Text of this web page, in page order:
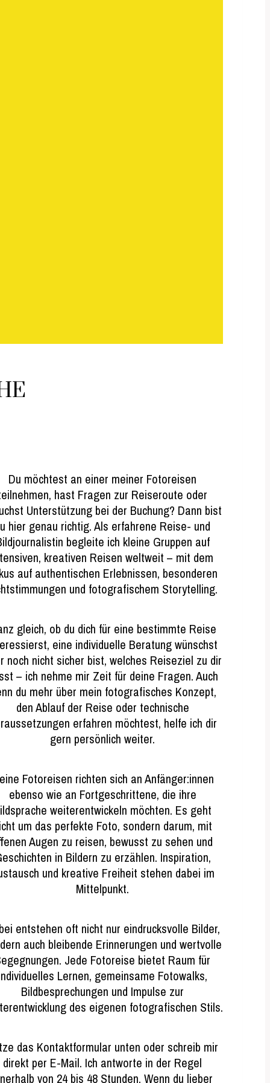
Du möchtest an einer meiner Fotoreisen
hast Fragen zur Reiseroute oder
Unterstützung bei der Buchung? Dann bist
hier genau richtig. Als erfahrene Reise- und
begleite ich kleine Gruppen auf
kreativen Reisen weltweit – mit dem
auf authentischen Erlebnissen, besonderen
und fotografischem Storytelling.
gleich, ob du dich für eine bestimmte Reise
eine individuelle Beratung wünschst
noch nicht sicher bist, welches Reiseziel zu dir
– ich nehme mir Zeit für deine Fragen. Auch
du mehr über mein fotografisches Konzept,
den Ablauf der Reise oder technische
erfahren möchtest, helfe ich dir
gern persönlich weiter.
Fotoreisen richten sich an Anfänger:innen
ebenso wie an Fortgeschrittene, die ihre
weiterentwickeln möchten. Es geht
um das perfekte Foto, sondern darum, mit
Augen zu reisen, bewusst zu sehen und
in Bildern zu erzählen. Inspiration,
und kreative Freiheit stehen dabei im
Mittelpunkt.
entstehen oft nicht nur eindrucksvolle Bilder,
auch bleibende Erinnerungen und wertvolle
Jede Fotoreise bietet Raum für
Lernen, gemeinsame Fotowalks,
Bildbesprechungen und Impulse zur
des eigenen fotografischen Stils.
das Kontaktformular unten oder schreib mir
direkt per E-Mail. Ich antworte in der Regel
von 24 bis 48 Stunden. Wenn du lieber